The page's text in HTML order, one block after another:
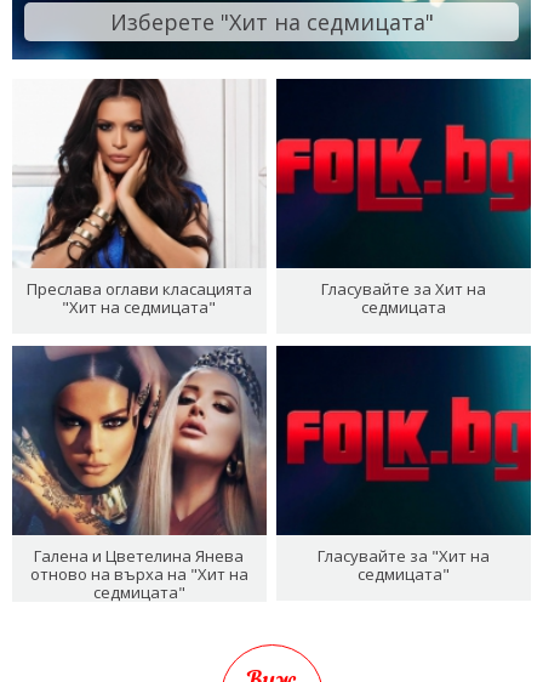
Изберете "Хит на седмицата"
Преслава оглави класацията
"Хит на седмицата"
Гласувайте за Хит на
седмицата
Галена и Цветелина Янева
отново на върха на "Хит на
седмицата"
Гласувайте за "Хит на
седмицата"